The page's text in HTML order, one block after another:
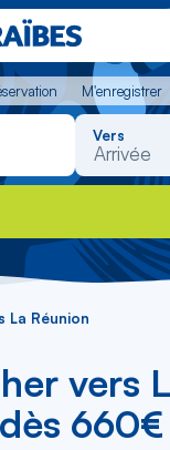
M'enregistrer
M'enregistrer
Vers
La Réunion
vers
660€